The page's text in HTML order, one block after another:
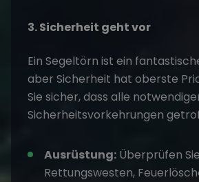
3. Sicherheit geht vor
Ein Segeltörn ist ein
aber Sicherheit hat oberste
Sie sicher, dass alle
Sicherheitsvorkehrungen
Ausrüstung: Überprüfen
Rettungswesten,